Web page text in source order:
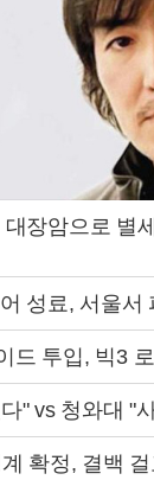
장암으로 별세
성료, 서울서
드 투입, 빅3
" vs 청와대 "
확정, 결백